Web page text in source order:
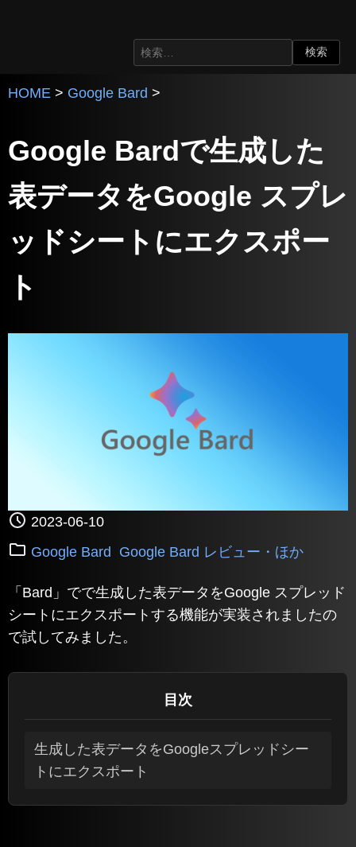
HOME > Google Bard >
Google Bardで生成した
表データをGoogle スプレ
ッドシートにエクスポー
ト
2023-06-10
Google Bard Google Bard レビュー・ほか
「Bard」でで生成した表データをGoogle スプレッド
シートにエクスポートする機能が実装されましたの
で試してみました。
目次
生成した表データをGoogleスプレッドシー
トにエクスポート